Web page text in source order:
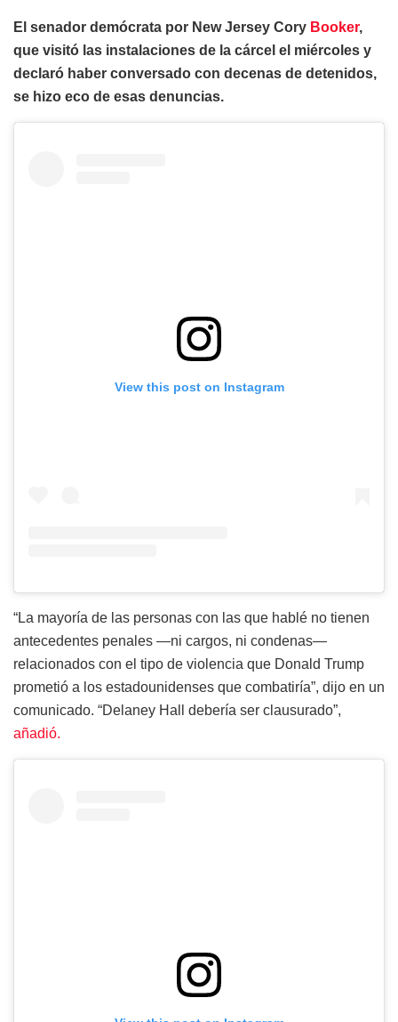
El senador demócrata por New Jersey Cory Booker,
que visitó las instalaciones de la cárcel el miércoles y
declaró haber conversado con decenas de detenidos,
se hizo eco de esas denuncias.
View this post on Instagram
“La mayoría de las personas con las que hablé no tienen
antecedentes penales —ni cargos, ni condenas—
relacionados con el tipo de violencia que Donald Trump
prometió a los estadounidenses que combatiría”, dijo en un
comunicado. “Delaney Hall debería ser clausurado”,
añadió.